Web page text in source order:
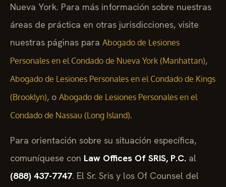
Nueva York. Para más información sobre nuestras
áreas de práctica en otras jurisdicciones, visite
nuestras páginas para Abogado de Lesiones
Personales en el Condado de Nueva York (Manhattan),
Abogado de Lesiones Personales en el Condado de Kings
(Brooklyn), o Abogado de Lesiones Personales en el
Condado de Nassau (Long Island).
Para orientación sobre su situación específica,
comuníquese con Law Offices Of SRIS, P.C. al
(888) 437-7747. El Sr. Sris y los Of Counsel del